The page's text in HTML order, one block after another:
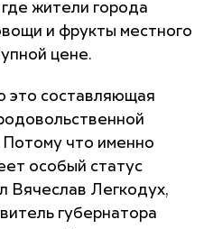
жители города
и фрукты местного
цене.
это составляющая
Потому что именно
особый статус
Вячеслав Легкодух,
губернатора